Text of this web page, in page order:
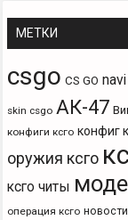
МЕТКИ
csgo CS GO navi
skin csgo АК-47
конфиги ксго конфиг
оружия ксго кс
ксго читы
операция ксго новости